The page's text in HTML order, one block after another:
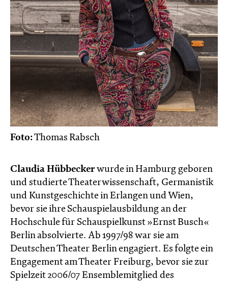
Foto:Thomas Rabsch
Claudia Hübbeckerwurde in Hamburg geboren
und studierte Theaterwissenschaft, Germanistik
und Kunstgeschichte in Erlangen und Wien,
bevor sie ihre Schauspielausbildung an der
Hochschule für Schauspielkunst »Ernst Busch«
Berlin absolvierte. Ab 1997/98 war sie am
Deutschen Theater Berlin engagiert. Es folgte ein
Engagement am Theater Freiburg, bevor sie zur
Spielzeit 2006/07 Ensemblemitglied des